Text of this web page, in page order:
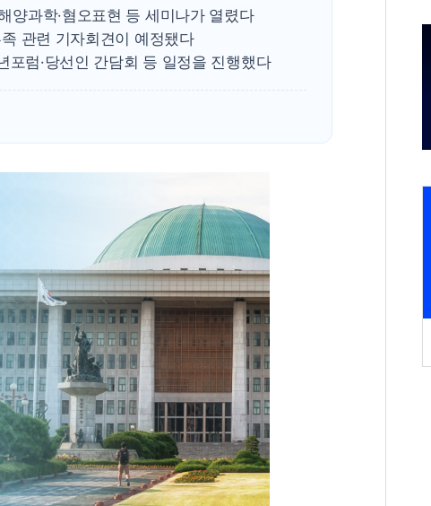
李 "해남 태양광, 대한민국 다음 100년 밑거름…수도권 집중 완화 전환점"
양과학·혐오표현 등 세미나가 열렸다
관련 기자회견이 예정됐다
포럼·당선인 간담회 등 일정을 진행했다